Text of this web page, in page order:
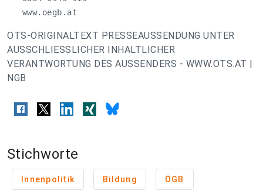
   www.oegb.at
OTS-ORIGINALTEXT PRESSEAUSSENDUNG UNTER
AUSSCHLIESSLICHER INHALTLICHER
VERANTWORTUNG DES AUSSENDERS - WWW.OTS.AT |
NGB
Stichworte
Innenpolitik Bildung ÖGB